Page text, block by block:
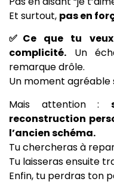
Et surtout, pas en
✅Ce que tu
complicité. Un
remarque drôle.
Un moment
Mais attention :
reconstruction
l’ancien schéma.
Tu chercheras à
Tu laisseras ensuite
Enfin, tu perdras ton